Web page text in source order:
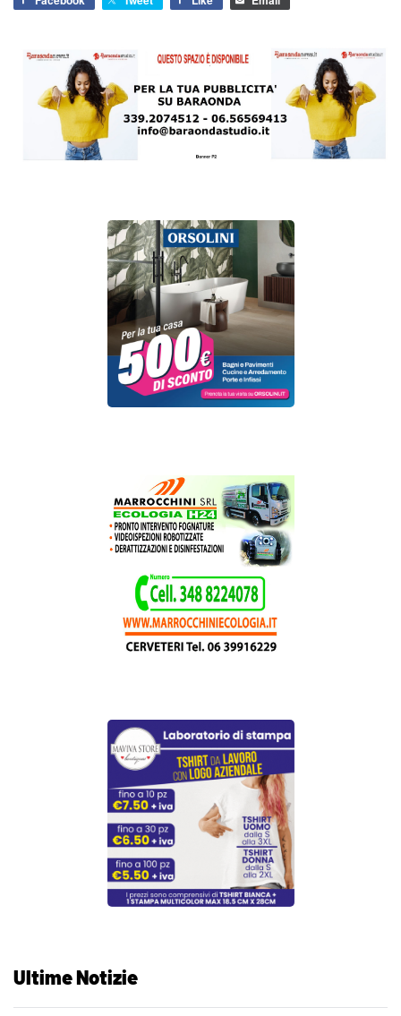
Ultime Notizie